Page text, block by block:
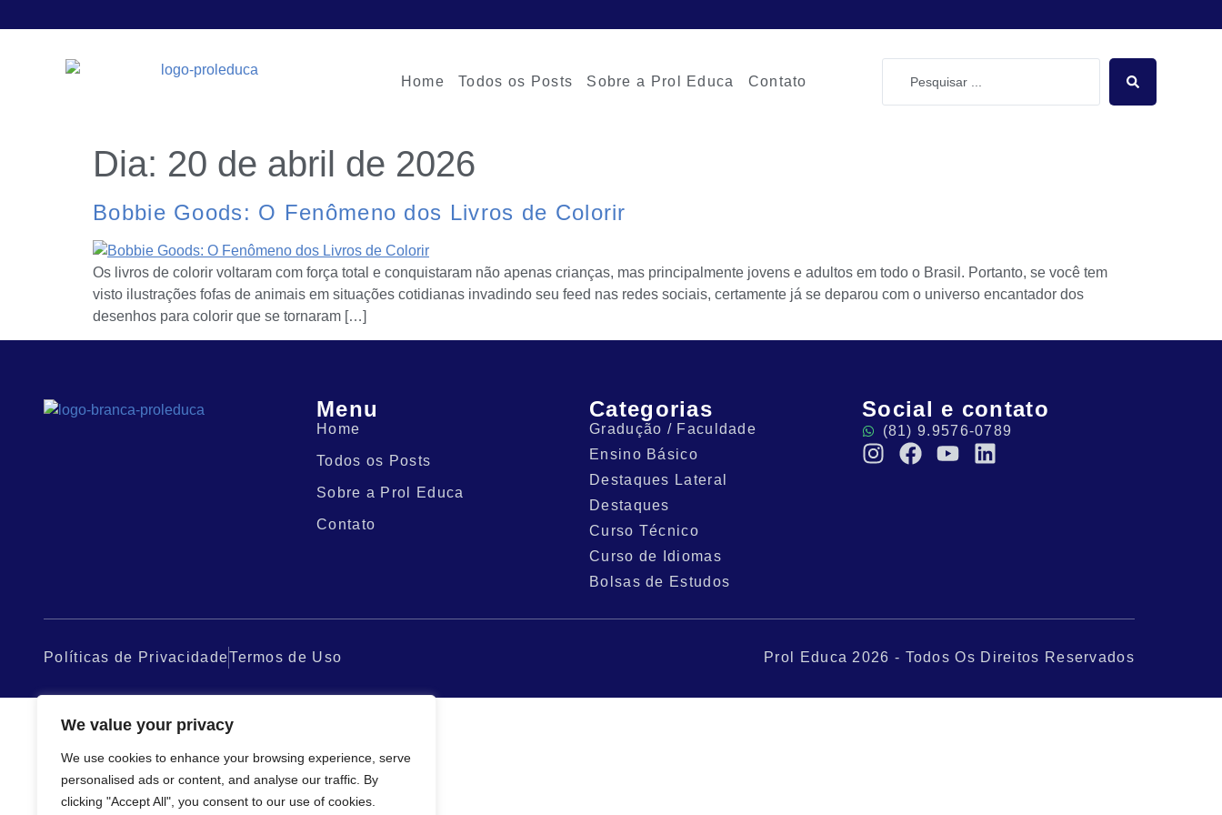
We value your privacy
We use cookies to enhance your browsing experience, serve
personalised ads or content, and analyse our traffic. By
clicking "Accept All", you consent to our use of cookies.
Home Todos os Posts Sobre a Prol Educa Contato
Dia: 20 de abril de 2026
Bobbie Goods: O Fenômeno dos Livros de Colorir
Os livros de colorir voltaram com força total e conquistaram não apenas crianças, mas principalmente jovens e adultos em todo o Brasil. Portanto, se você tem
visto ilustrações fofas de animais em situações cotidianas invadindo seu feed nas redes sociais, certamente já se deparou com o universo encantador dos
desenhos para colorir que se tornaram […]
Menu
Home
Todos os Posts
Sobre a Prol Educa
Contato
Categorias
Gradução / Faculdade
Ensino Básico
Destaques Lateral
Destaques
Curso Técnico
Curso de Idiomas
Bolsas de Estudos
Social e contato
(81) 9.9576-0789
Políticas de PrivacidadeTermos de Uso Prol Educa 2026 - Todos Os Direitos Reservados